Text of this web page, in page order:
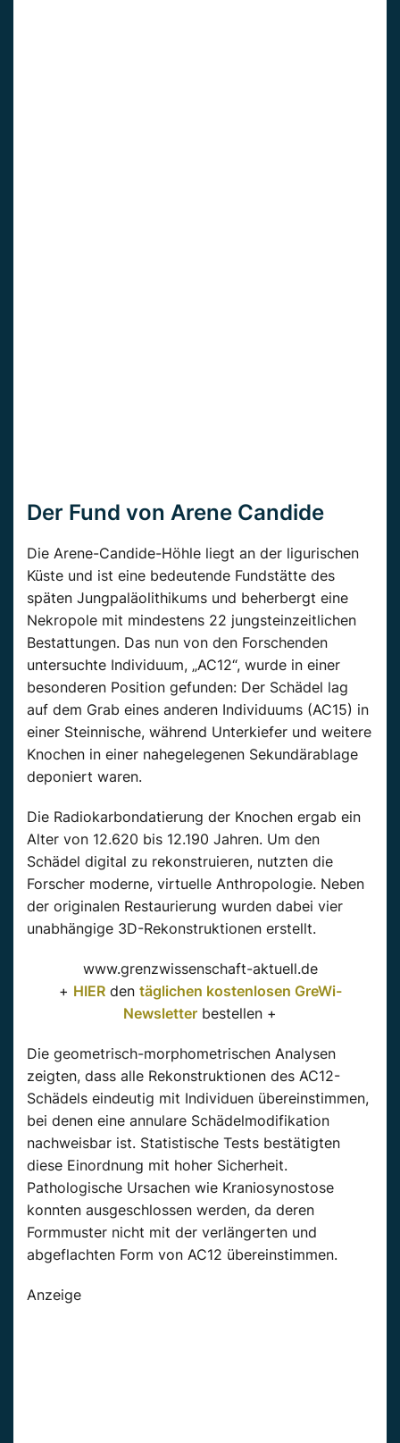
Der Fund von Arene Candide
Die Arene-Candide-Höhle liegt an der ligurischen
Küste und ist eine bedeutende Fundstätte des
späten Jungpaläolithikums und beherbergt eine
Nekropole mit mindestens 22 jungsteinzeitlichen
Bestattungen. Das nun von den Forschenden
untersuchte Individuum, „AC12“, wurde in einer
besonderen Position gefunden: Der Schädel lag
auf dem Grab eines anderen Individuums (AC15) in
einer Steinnische, während Unterkiefer und weitere
Knochen in einer nahegelegenen Sekundärablage
deponiert waren.
Die Radiokarbondatierung der Knochen ergab ein
Alter von 12.620 bis 12.190 Jahren. Um den
Schädel digital zu rekonstruieren, nutzten die
Forscher moderne, virtuelle Anthropologie. Neben
der originalen Restaurierung wurden dabei vier
unabhängige 3D-Rekonstruktionen erstellt.
www.grenzwissenschaft-aktuell.de
+ HIERden täglichen kostenlosen GreWi-
Newsletter bestellen +
Die geometrisch-morphometrischen Analysen
zeigten, dass alle Rekonstruktionen des AC12-
Schädels eindeutig mit Individuen übereinstimmen,
bei denen eine annulare Schädelmodifikation
nachweisbar ist. Statistische Tests bestätigten
diese Einordnung mit hoher Sicherheit.
Pathologische Ursachen wie Kraniosynostose
konnten ausgeschlossen werden, da deren
Formmuster nicht mit der verlängerten und
abgeflachten Form von AC12 übereinstimmen.
Anzeige